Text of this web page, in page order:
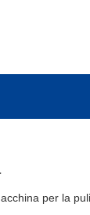
per la